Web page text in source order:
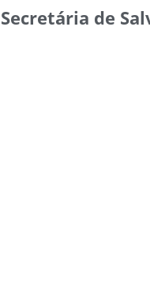
Secretária de